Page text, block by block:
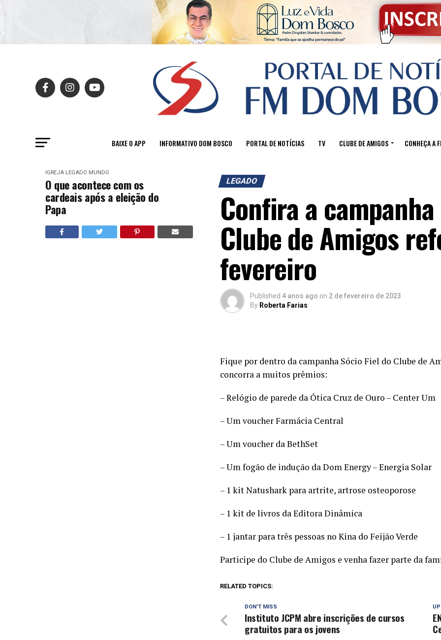
BAIXE O APP INFORMATIVO DOM BOSCO PORTAL DE NOTÍCIAS TV CLUBE DE AMIGOS CONHEÇA A
IGREJA LEGADO MUNDO
O que acontece com os
cardeais após a eleição do
Papa
LEGADO
Confira a
Clube de Amigos
fevereiro
Published 4 anos ago on 2 de fevereiro de 2023
By Roberta Farias
Fique por dentro da campanha Sócio Fiel do Clube de
concorra a muitos prêmios:
– Relógio de parede da Ótica Cruz de Ouro – Center Um
– Um voucher Farmácia Central
– Um voucher da BethSet
– Um fogão de indução da Dom Energy – Energia Solar
– 1 kit Natushark para artrite, artrose osteoporose
– 1 kit de livros da Editora Dinâmica
– 1 jantar para três pessoas no Kina do Feijão Verde
Participe do Clube de Amigos e venha fazer parte da
RELATED TOPICS:
DON'T MISS
Instituto JCPM abre inscrições de cursos
gratuitos para os jovens